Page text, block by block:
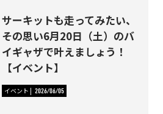
サーキットも走ってみたい、
その思い6月20日（土）のバ
イギャザで叶えましょう！
【イベント】
イベント 2026/06/05